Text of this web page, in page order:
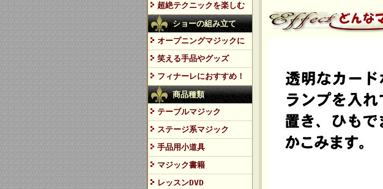
超絶テクニックを楽しむ
ショーの組み立て
オープニングマジックに
笑える手品やグッズ
フィナーレにおすすめ！
商品種類
テーブルマジック
ステージ系マジック
手品用小道具
マジック書籍
レッスンDVD